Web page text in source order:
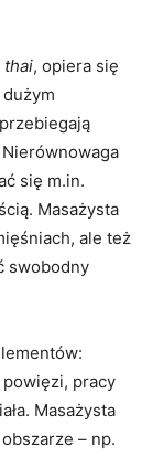
thai, opiera się
dużym
Nierównowaga
się m.in.
Masażysta
ale też
swobodny
pracy
Masażysta
– np.